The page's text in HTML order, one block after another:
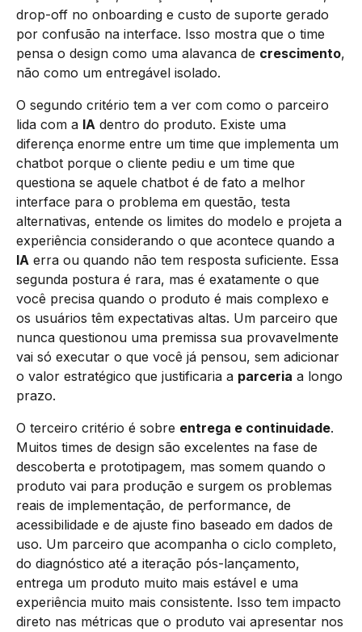
drop-off no onboarding e custo de suporte gerado
por confusão na interface. Isso mostra que o time
pensa o design como uma alavanca de crescimento,
não como um entregável isolado.
O segundo critério tem a ver com como o parceiro
lida com a IA dentro do produto. Existe uma
diferença enorme entre um time que implementa um
chatbot porque o cliente pediu e um time que
questiona se aquele chatbot é de fato a melhor
interface para o problema em questão, testa
alternativas, entende os limites do modelo e projeta a
experiência considerando o que acontece quando a
IA erra ou quando não tem resposta suficiente. Essa
segunda postura é rara, mas é exatamente o que
você precisa quando o produto é mais complexo e
os usuários têm expectativas altas. Um parceiro que
nunca questionou uma premissa sua provavelmente
vai só executar o que você já pensou, sem adicionar
o valor estratégico que justificaria a parceria a longo
prazo.
O terceiro critério é sobre entrega e continuidade.
Muitos times de design são excelentes na fase de
descoberta e prototipagem, mas somem quando o
produto vai para produção e surgem os problemas
reais de implementação, de performance, de
acessibilidade e de ajuste fino baseado em dados de
uso. Um parceiro que acompanha o ciclo completo,
do diagnóstico até a iteração pós-lançamento,
entrega um produto muito mais estável e uma
experiência muito mais consistente. Isso tem impacto
direto nas métricas que o produto vai apresentar nos